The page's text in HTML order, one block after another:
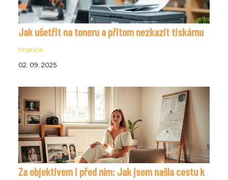
Jak ušetřit na toneru a přitom nezkazit tiskárnu
finance
02. 09. 2025
Za objektivem i před ním: Jak jsem našla cestu k